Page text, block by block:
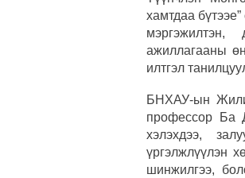
хамтдаа
ажиллагааны
илтгэл
БНХАУ-ын
профессор Ба
хэлэхдээ,
үргэлжлүүлэн
шинжилгээ,